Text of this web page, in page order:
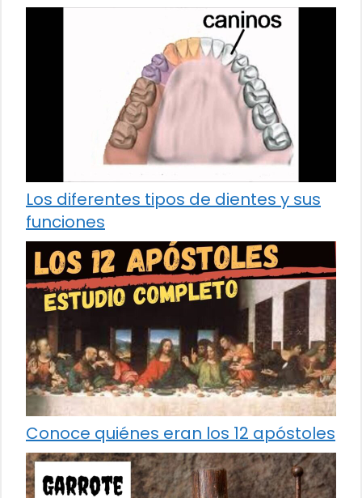
Los diferentes tipos de dientes y sus
funciones
Conoce quiénes eran los 12 apóstoles